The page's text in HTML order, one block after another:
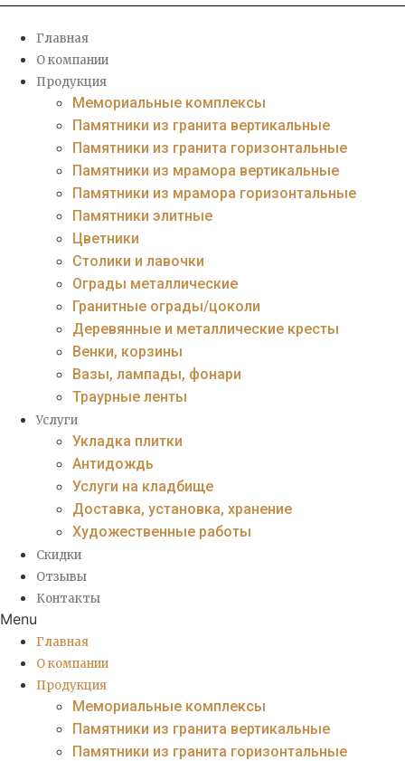
Главная
О компании
Продукция
Мемориальные комплексы
Памятники из гранита вертикальные
Памятники из гранита горизонтальные
Памятники из мрамора вертикальные
Памятники из мрамора горизонтальные
Памятники элитные
Цветники
Столики и лавочки
Ограды металлические
Гранитные ограды/цоколи
Деревянные и металлические кресты
Венки, корзины
Вазы, лампады, фонари
Траурные ленты
Услуги
Укладка плитки
Антидождь
Услуги на кладбище
Доставка, установка, хранение
Художественные работы
Скидки
Отзывы
Контакты
Menu
Главная
О компании
Продукция
Мемориальные комплексы
Памятники из гранита вертикальные
Памятники из гранита горизонтальные